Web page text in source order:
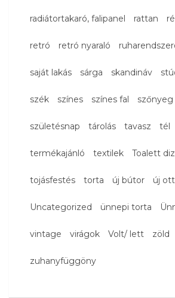
radiátortakaró, falipanel rattan
retró retró nyaraló
saját lakás sárga skandináv
szék színes színes fal szőnyeg
születésnap tárolás tavasz tél
termékajánló textilek Toalett
tojásfestés torta új bútor új
Uncategorized ünnepi torta
vintage virágok Volt/ lett zöld
zuhanyfüggöny